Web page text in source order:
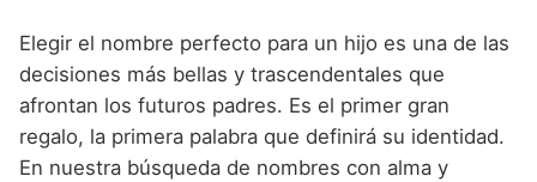
Nombres de niño que empiezan por D
Nombres de niño que empiezan por E
Nombres de niño que empiezan por F
Nombres de Niño Asturianos
Nombres de Niño Baleares
Nombres de Niño Canarios
Nombres de Niño Celtas
Nombres de Niño Egipcios
Nombres de Niño Griegos
Nombres de Niño Alemanes
Nombres de Niño Americanos
Nombres de Niño Arabes
Buscar
Elegir el nombre perfecto para un hijo es una de las
decisiones más bellas y trascendentales que
afrontan los futuros padres. Es el primer gran
regalo, la primera palabra que definirá su identidad.
En nuestra búsqueda de nombres con alma y